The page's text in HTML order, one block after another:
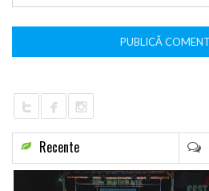
Recente